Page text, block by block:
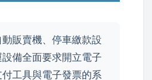
販賣機、停車繳款設
備全面要求開立電子
工具與電子發票的系